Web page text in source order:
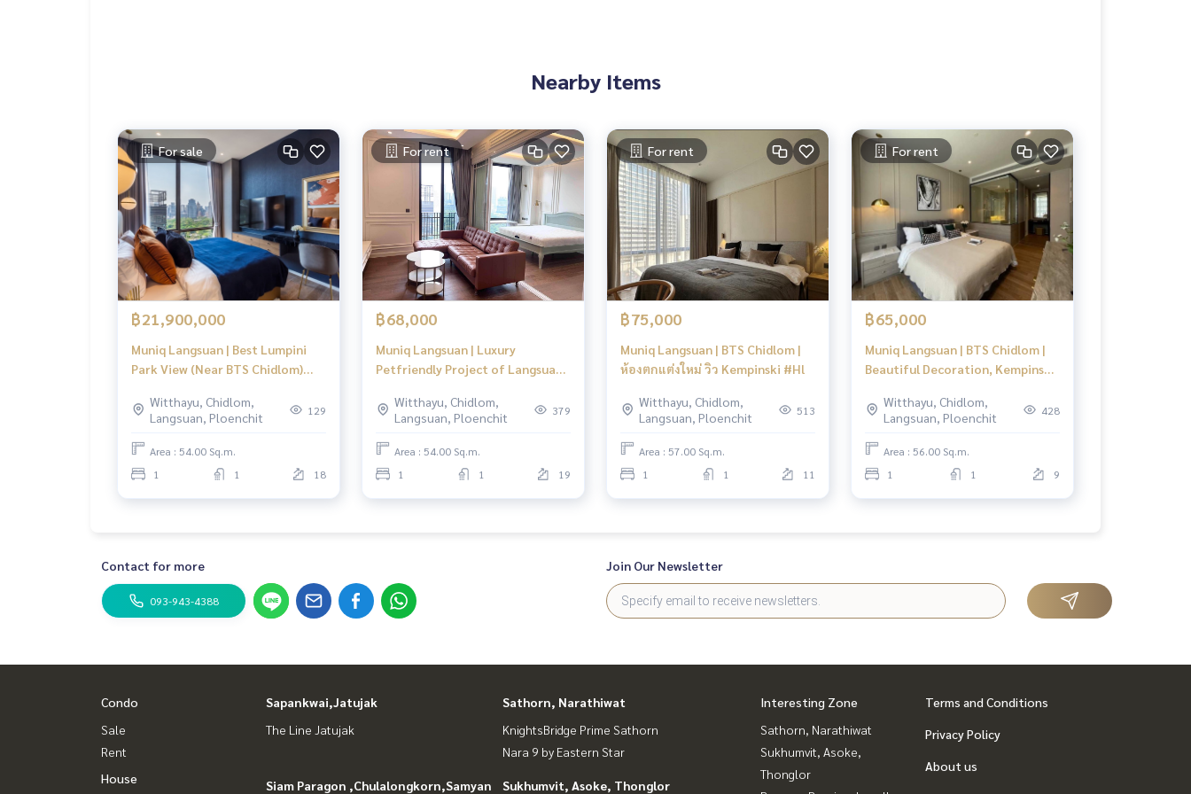
#Nice
Nearby Items
For sale
฿21,900,000
Muniq Langsuan | Best Lumpini
Park View (Near BTS Chidlom)
Witthayu, Chidlom,
Langsuan, Ploenchit
129
Area : 54.00 Sq.m.
1
1 18
For rent
฿68,000
Muniq Langsuan | Luxury
Petfriendly Project of Langsuan
Witthayu, Chidlom,
Langsuan, Ploenchit
379
Area : 54.00 Sq.m.
1
1 19
For rent
฿75,000
Muniq Langsuan | BTS Chidlom |
ห้องตกแต่งใหม่ วิว Kempinski #Hl
Witthayu, Chidlom,
Langsuan, Ploenchit
513
Area : 57.00 Sq.m.
1
1 11
For rent
฿65,000
Muniq Langsuan | BTS Chidlom |
Beautiful Decoration, Kempinski
Witthayu, Chidlom,
Langsuan, Ploenchit
428
Area : 56.00 Sq.m.
1
1 9
Contact for more
093-943-4388
Join Our Newsletter
Condo
Sale
Rent
House
Sapankwai,Jatujak
The Line Jatujak
Sathorn, Narathiwat
KnightsBridge Prime Sathorn
Nara 9 by Eastern Star
Siam Paragon ,Chulalongkorn,Samyan Sukhumvit, Asoke, Thonglor
Interesting Zone
Sathorn, Narathiwat
Sukhumvit, Asoke,
Thonglor
Terms and Conditions
Privacy Policy
About us